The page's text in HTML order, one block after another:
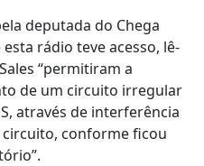
deputada do Chega
rádio teve acesso, lê-
“permitiram a
de um circuito irregular
através de interferência
conforme ficou